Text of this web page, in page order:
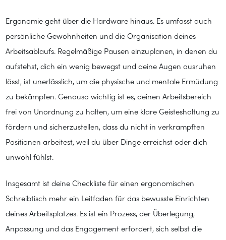
Ergonomie geht über die Hardware hinaus. Es umfasst auch
persönliche Gewohnheiten und die Organisation deines
Arbeitsablaufs. Regelmäßige Pausen einzuplanen, in denen du
aufstehst, dich ein wenig bewegst und deine Augen ausruhen
lässt, ist unerlässlich, um die physische und mentale Ermüdung
zu bekämpfen. Genauso wichtig ist es, deinen Arbeitsbereich
frei von Unordnung zu halten, um eine klare Geisteshaltung zu
fördern und sicherzustellen, dass du nicht in verkrampften
Positionen arbeitest, weil du über Dinge erreichst oder dich
unwohl fühlst.
Insgesamt ist deine Checkliste für einen ergonomischen
Schreibtisch mehr ein Leitfaden für das bewusste Einrichten
deines Arbeitsplatzes. Es ist ein Prozess, der Überlegung,
Anpassung und das Engagement erfordert, sich selbst die